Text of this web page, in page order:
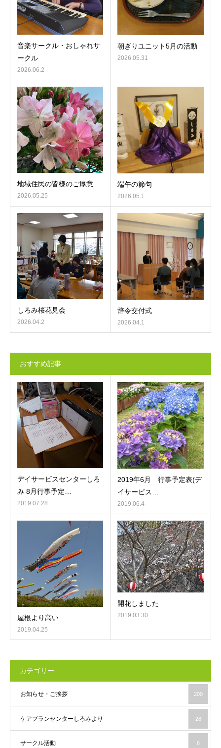
音楽サークル・おしゃれサ
ークル
2026.06.2
朝ぎりユニット5月の活動
2026.05.31
地域住民の皆様のご厚意
2026.05.25
端午の節句
2026.05.1
しろみ桜花見会
2026.04.2
辞令交付式
2026.04.1
おすすめ記事
デイサービスセンターしろ
み 8月行事予定…
2019.07.28
2019年6月 行事予定表(デ
イサービス…
2019.06.4
屋根より高い
2019.04.25
開花しました
2019.03.30
カテゴリー
お知らせ・ご挨拶 200
ケアプランセンターしろみより 28
サークル活動 6